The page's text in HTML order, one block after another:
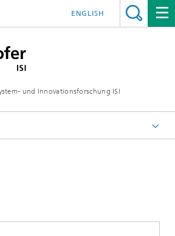
und Innovationsforschung ISI
ENGLISH